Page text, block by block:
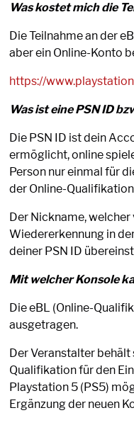
Was kostet mich die
Die Teilnahme an der
aber ein Online-Konto
https://
Was ist eine PSN ID
Die PSN ID ist dein
ermöglicht, online
Person nur einmal für
der Online-
Der Nickname,
Wiedererkennung in
deiner PSN ID
Mit welcher Konsole
Die eBL (Online-
ausgetragen.
Der Veranstalter
Qualifikation für den
Playstation 5 (PS5)
Ergänzung der neuen